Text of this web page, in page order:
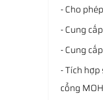
- Cho
- Cung
- Cung
- Tích
cổng